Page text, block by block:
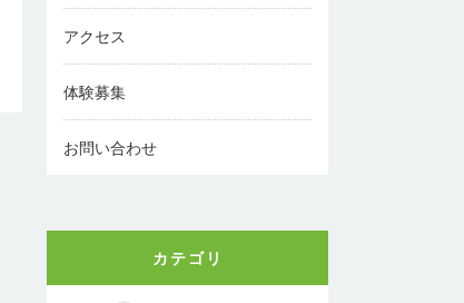
アクセス
体験募集
お問い合わせ
カテゴリ